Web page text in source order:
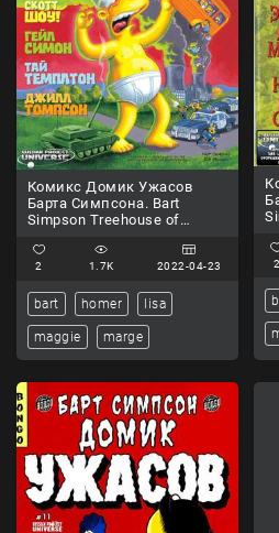
Комикс Домик Ужасов
Барта Симпсона. Bart
Simpson Treehouse of
2 1.7K 2022-04-23
bart homer lisa
maggie marge
2